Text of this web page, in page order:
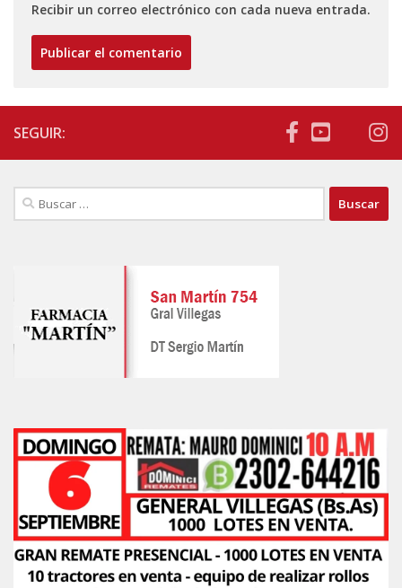
Recibir un correo electrónico con cada nueva entrada.
SEGUIR:
Buscar: